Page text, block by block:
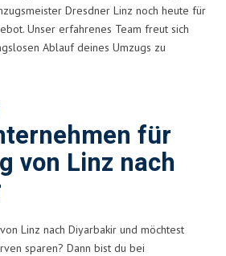
Dresdner Linz noch heute für
Unser erfahrenes Team freut sich
Ablauf deines Umzugs zu
für
von Linz nach
Linz nach Diyarbakir und möchtest
sparen? Dann bist du bei